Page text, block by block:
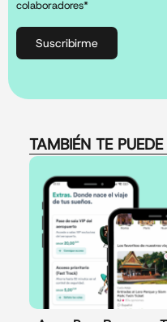
colaboradores*
Suscribirme
TAMBIÉN TE